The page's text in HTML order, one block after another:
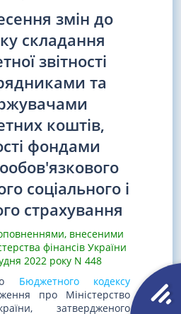
змін до
складання
звітності
та
коштів,
фондами
соціального і
страхування
внесеними
фінансів України
2022 року N 448
Бюджетного кодексу
про Міністерство
затвердженого